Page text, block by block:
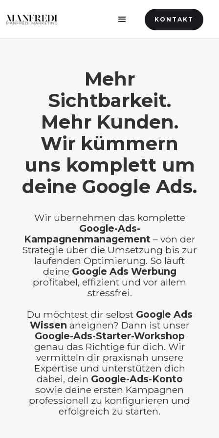
KONTAKT
Mehr
Sichtbarkeit.
Mehr Kunden.
Wir kümmern
uns komplett um
deine Google Ads.
Wir übernehmen das komplette
Google-Ads-
Kampagnenmanagement – von der
Strategie über die Umsetzung bis zur
laufenden Optimierung. So läuft
deine Google Ads Werbung
profitabel, effizient und vor allem
stressfrei.
Du möchtest dir selbst Google Ads
Wissen aneignen? Dann ist unser
Google-Ads-Starter-Workshop
genau das Richtige für dich. Wir
vermitteln dir praxisnah unsere
Expertise und unterstützen dich
dabei, dein Google-Ads-Konto
sowie deine ersten Kampagnen
professionell zu konfigurieren und
erfolgreich zu starten.
Unsere Leistungen auf einem Blick
Warum überhaupt
Google Ads?
Weil deine Kunden täglich auf Google nach
Lösungen suchen. Mit gezielten Anzeigen
wirst du genau dann sichtbar, wenn jemand
aktiv nach deinem Angebot sucht – messbar,
planbar und effizient.
Kampagnenaufbau & Strategie:Von der
Keyword-Recherche bis zur perfekten
Anzeigenerstellung – wir sorgen für den
optimalen Start.
Laufende Optimierung & Betreuung:
analysieren, testen und verbessern deine
Kampagnen kontinuierlich, damit jeder